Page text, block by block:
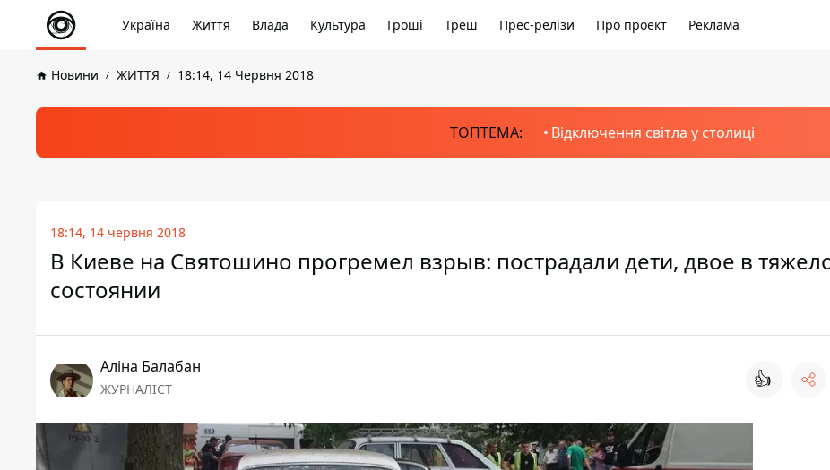
Україна Життя Влада Культура Гроші Треш Прес-релізи Про проект Реклама
Новини ЖИТТЯ 18:14, 14 Червня 2018
ТОПТЕМА: Відключення світла у столиці
18:14, 14 червня 2018
В Киеве на Святошино прогремел взрыв: пострадали дети, двое в
состоянии
Аліна Балабан
ЖУРНАЛІСТ 👍